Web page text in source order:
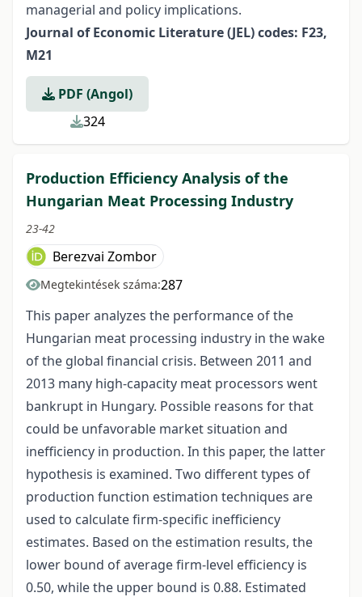
managerial and policy implications.
Journal of Economic Literature (JEL) codes: F23,
M21
PDF (Angol)
324
Production Efficiency Analysis of the
Hungarian Meat Processing Industry
23-42
Berezvai Zombor
Megtekintések száma:287
This paper analyzes the performance of the
Hungarian meat processing industry in the wake
of the global financial crisis. Between 2011 and
2013 many high-capacity meat processors went
bankrupt in Hungary. Possible reasons for that
could be unfavorable market situation and
inefficiency in production. In this paper, the latter
hypothesis is examined. Two different types of
production function estimation techniques are
used to calculate firm-specific inefficiency
estimates. Based on the estimation results, the
lower bound of average firm-level efficiency is
0.50, while the upper bound is 0.88. Estimated